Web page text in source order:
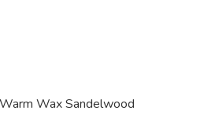
Wax Sandelwood